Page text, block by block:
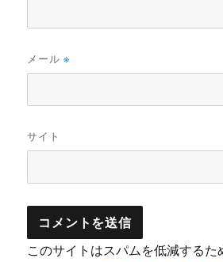
メール※
サイト
このサイトはスパムを低減する